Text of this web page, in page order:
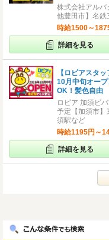
株式会社アル
他豊田市】名鉄
時給1500～
詳細を見る
【ロピアスタッ
10月中旬オー
OK！髪色自由
ロピア 加須ビ
予定【加須市】
須駅など
時給1195円～
詳細を見る